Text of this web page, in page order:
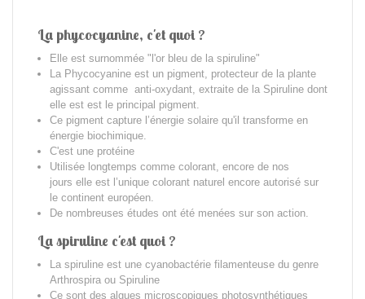
La phycocyanine, c'et quoi ?
Elle est surnommée "l'or bleu de la spiruline"
La Phycocyanine est un pigment, protecteur de la plante
agissant comme anti-oxydant, extraite de la Spiruline dont
elle est est le principal pigment.
Ce pigment capture l’énergie solaire qu'il transforme en
énergie biochimique.
C'est une protéine
Utilisée longtemps comme colorant, encore de nos
jours elle est l’unique colorant naturel encore autorisé sur
le continent européen.
De nombreuses études ont été menées sur son action.
La spiruline c'est quoi ?
La spiruline est une cyanobactérie filamenteuse du genre
Arthrospira ou Spiruline
Ce sont des algues microscopiques photosynthétiques